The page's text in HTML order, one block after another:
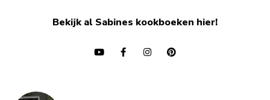
Bekijk al Sabines kookboeken hier!